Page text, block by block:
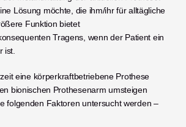
Lösung möchte, die ihm/ihr für alltägliche
Funktion bietet
Tragens, wenn der Patient ein
ist.
eine körperkraftbetriebene Prothese
bionischen Prothesenarm umsteigen
folgenden Faktoren untersucht werden –